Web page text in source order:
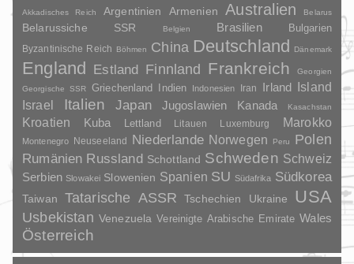
Akkadisches Reich Argentinien Armenien Australien Belarus
Belarussiche SSR Belgien Brasilien Bulgarien
Byzantinische Reich Böhmen China Deutschland Dänemark
England Estland Finnland Frankreich
Georgien
Georgische SSR
Griechenland Indien Indonesien Iran Irland
Island
Israel
Italien Japan Jugoslawien Kanada Kasachstan
Kroatien Kuba Lettland Litauen Luxemburg Marokko
Montenegro Neuseeland Niederlande Norwegen Peru
Polen
Rumänien Russland Schottland Schweden Schweiz
Serbien Slowakei Slowenien Spanien SU Südafrika Südkorea
Taiwan Tatarische ASSR Tschechien Ukraine USA
Usbekistan Venezuela Vereinigte Arabische Emirate Wales
Österreich